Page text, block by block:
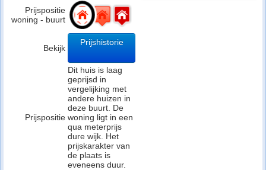
Prijspositie
woning - buurt
Bekijk
Prijshistorie
Prijspositie
Dit huis is laag
geprijsd in
vergelijking met
andere huizen in
deze buurt. De
woning ligt in een
qua meterprijs
dure wijk. Het
prijskarakter van
de plaats is
eveneens duur.